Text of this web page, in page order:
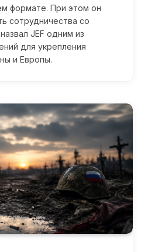
формате. При этом он
сотрудничества со
JEF одним из
для укрепления
и Европы.